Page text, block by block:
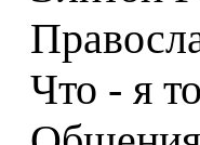
Что - я